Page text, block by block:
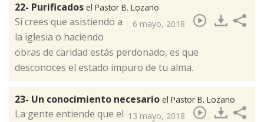
22- Purificados el Pastor B. Lozano
6 mayo, 2018
Si crees que asistiendo a
la iglesia o haciendo
obras de caridad estás perdonado, es que
desconoces el estado impuro de tu alma.​
23- Un conocimiento necesario el Pastor B. Lozano
13 mayo, 2018
​La gente entiende que el